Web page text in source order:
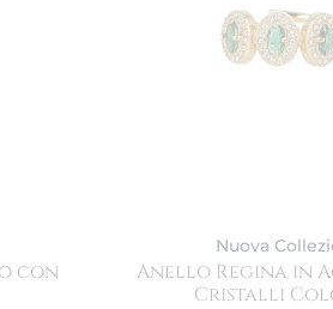
con
Nuova
Anello Regina in
Cristalli